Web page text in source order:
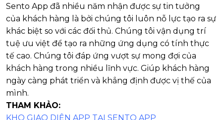
Sento App đã nhiều năm nhận được sự tin tưởng
của khách hàng là bởi chúng tôi luôn nỗ lực tạo ra sự
khác biệt so với các đối thủ. Chúng tôi vận dụng trí
tuệ ưu việt để tạo ra những ứng dụng có tính thực
tế cao. Chúng tôi đáp ứng vượt sự mong đợi của
khách hàng trong nhiều lĩnh vực. Giúp khách hàng
ngày càng phát triển và khẳng định được vị thế của
mình.
THAM KHẢO:
KHO GIAO DIỆN APP TẠI SENTO APP